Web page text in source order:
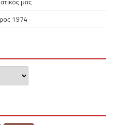
1974